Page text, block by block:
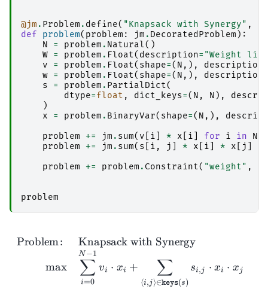
@jm . Problem . define( "Knapsack with Synergy" ,
def
problem( problem : jm . DecoratedProblem ):
N
= problem . Natural()
W = problem . Float( description= "Weight
v
= problem . Float( shape=( N ,), description
w = problem . Float( shape=( N ,), description
s
= problem . PartialDict(
dtype=float , dict_keys=( N , N ),
)
x
= problem . BinaryVar( shape=( N ,),
problem
+= jm . sum( v i * x i for i in N
problem
+= jm . sum( s i , j * x i * x j
problem
+= problem . Constraint( "weight" ,
problem
Problem:
max
Knapsack with Synergy
i=0
∑
N−1
vi ⋅ xi +
⟨i,j ⟩∈keys(s)
∑ si,j ⋅ xi ⋅ xj